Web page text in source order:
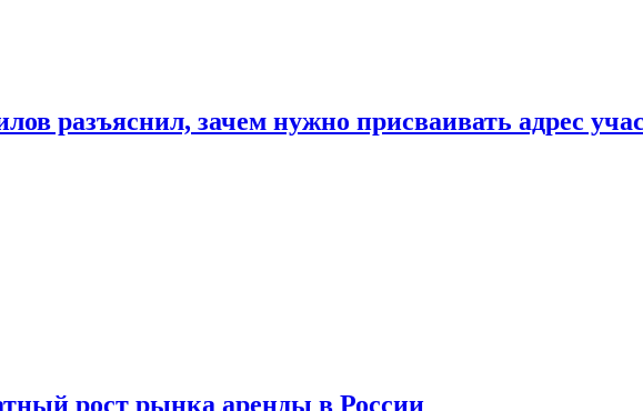
разъяснил, зачем нужно присваивать адрес
рост рынка аренды в России